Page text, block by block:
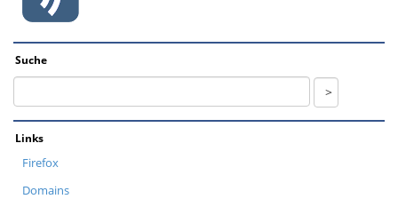
Suche
Links
Firefox
Domains